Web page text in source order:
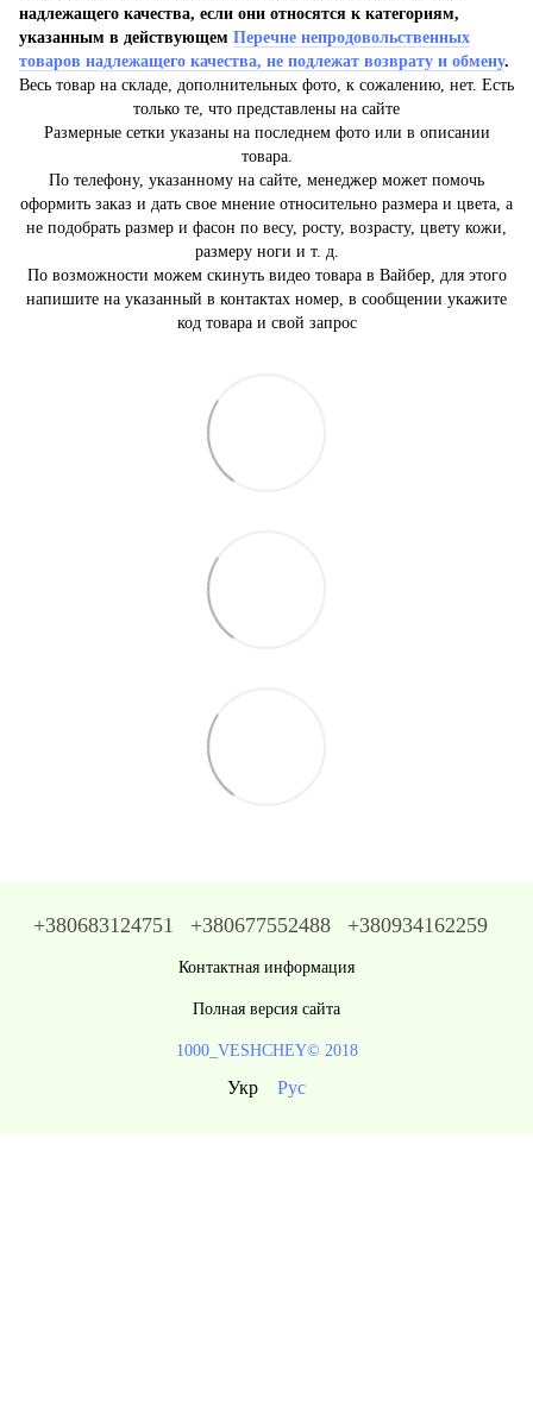
надлежащего качества, если они относятся к категориям,
указанным в действующем Перечне непродовольственных
товаров надлежащего качества, не подлежат возврату и обмену.
Весь товар на складе, дополнительных фото, к сожалению, нет. Есть
только те, что представлены на сайте
Размерные сетки указаны на последнем фото или в описании
товара.
По телефону, указанному на сайте, менеджер может помочь
оформить заказ и дать свое мнение относительно размера и цвета, а
не подобрать размер и фасон по весу, росту, возрасту, цвету кожи,
размеру ноги и т. д.
По возможности можем скинуть видео товара в Вайбер, для этого
напишите на указанный в контактах номер, в сообщении укажите
код товара и свой запрос
+380683124751 +380677552488 +380934162259
Контактная информация
Полная версия сайта
1000_VESHCHEY© 2018
Укр Рус